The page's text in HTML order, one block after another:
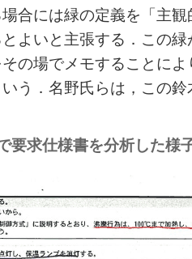
合には緑の定義を「主
よいと主張する．この
の場でメモすることに
う．名野氏らは，この
求仕様書を分析した様